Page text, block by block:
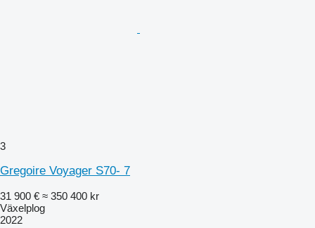
3
Gregoire Voyager S70- 7
31 900 € ≈ 350 400 kr
Växelplog
2022